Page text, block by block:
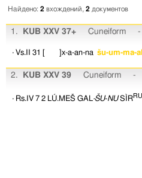
Найдено: 2 вхождений, 2 документов
1. KUB XXV 37+ Cuneiform
· Vs.II 31 [ ]x-a-an-na šu-um-ma-
2. KUB XXV 39 Cuneiform
· Rs.IV 7 2 LÚ.MEŠ GAL-ŠU-NU SÌRRU